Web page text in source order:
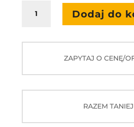
ProgramowanieDodaj do
ZAPYTAJ O CENĘ/
RAZEM TANIEJ